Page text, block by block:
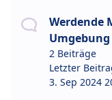
Werdende
Umgebung
2 Beiträge
Letzter
3. Sep 2024